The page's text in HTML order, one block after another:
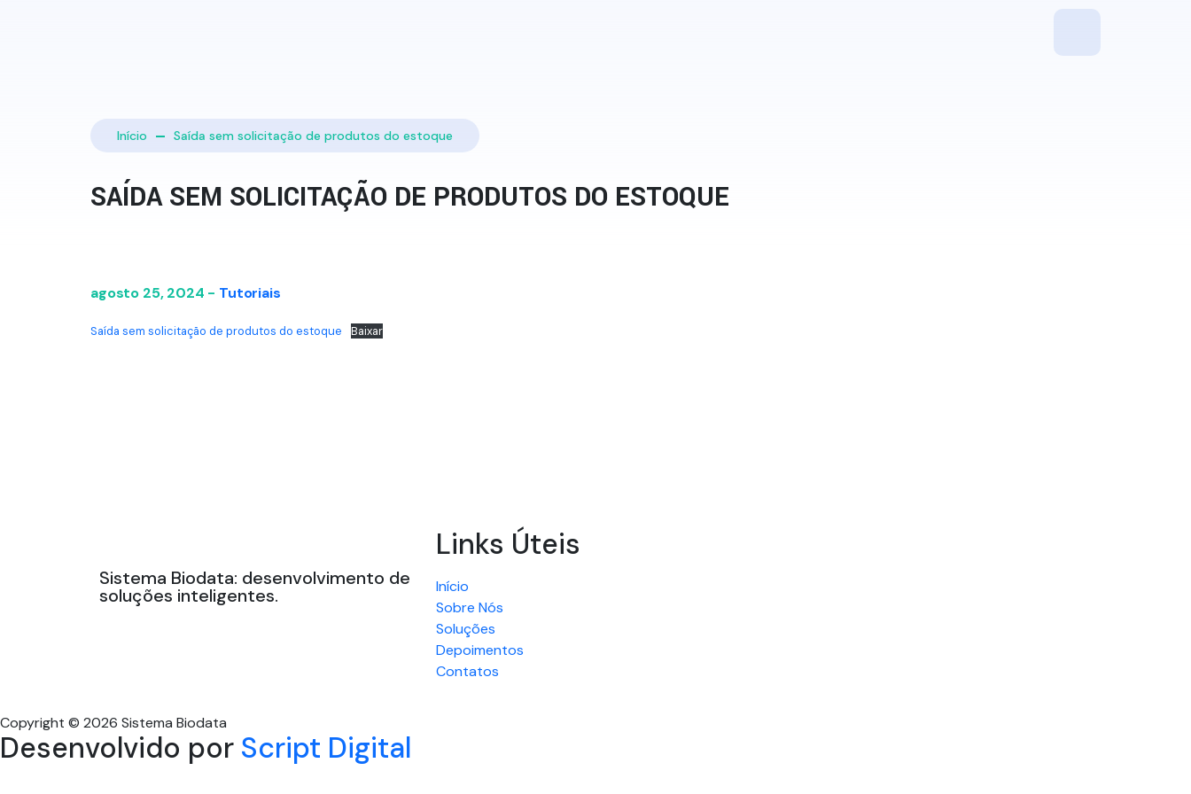
Início Saída sem solicitação de produtos do estoque
SAÍDA SEM SOLICITAÇÃO DE PRODUTOS DO ESTOQUE
agosto 25, 2024 - Tutoriais
Saída sem solicitação de produtos do estoque Baixar
Sistema Biodata: desenvolvimento de
soluções inteligentes.
Links Úteis
Início
Sobre Nós
Soluções
Depoimentos
Contatos
Copyright © 2026 Sistema Biodata
Desenvolvido por Script Digital